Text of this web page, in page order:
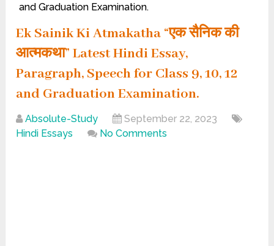
and Graduation Examination.
Ek Sainik Ki Atmakatha “एक सैनिक की
आत्मकथा” Latest Hindi Essay,
Paragraph, Speech for Class 9, 10, 12
and Graduation Examination.
Absolute-Study
September 22, 2023
Hindi Essays
No Comments